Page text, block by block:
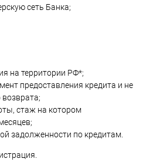
сеть Банка;
на территории РФ*;
предоставления кредита и не
стаж на котором
задолженности по кредитам.